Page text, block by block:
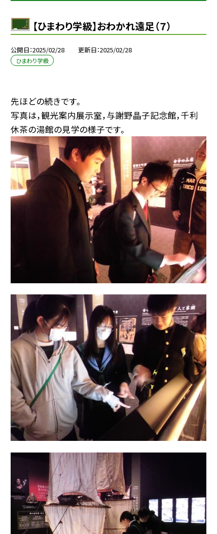
【ひまわり学級】おわかれ遠足（７）
公開日 2025/02/28 更新日 2025/02/28
ひまわり学級
先ほどの続きです。
写真は，観光案内展示室，与謝野晶子記念館，千利
休茶の湯館の見学の様子です。